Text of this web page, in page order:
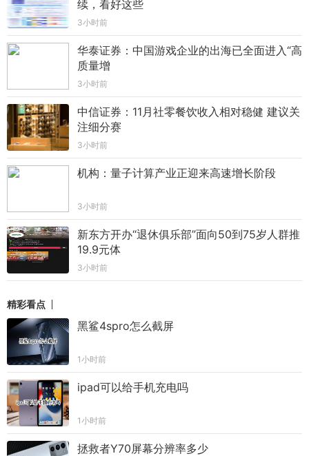
续，看好这些
3小时前
华泰证券：中国游戏企业的出海已全面进入“高
质量增
3小时前
中信证券：11月社零餐饮收入相对稳健 建议关
注细分赛
3小时前
机构：量子计算产业正迎来高速增长阶段
3小时前
新东方开办“退休俱乐部”面向50到75岁人群推
19.9元体
3小时前
精彩看点
黑鲨4spro怎么截屏
1小时前
ipad可以给手机充电吗
1小时前
拯救者Y70屏幕分辨率多少